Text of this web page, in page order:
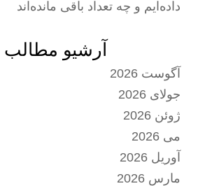
داده‌ایم و چه تعداد باقی مانده‌اند
آرشیو مطالب
آگوست 2026
جولای 2026
ژوئن 2026
می 2026
آوریل 2026
مارس 2026